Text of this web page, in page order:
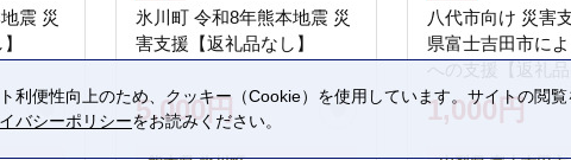
震 災
氷川町 令和8年熊本地震 災
害支援【返礼品なし】
5,000円
八代市向け 災害
県富士吉田市に
への支援【返礼品
1,000円
利便性向上のため、クッキー（Cookie）を使用しています。サイトの閲
バシーポリシーをお読みください。